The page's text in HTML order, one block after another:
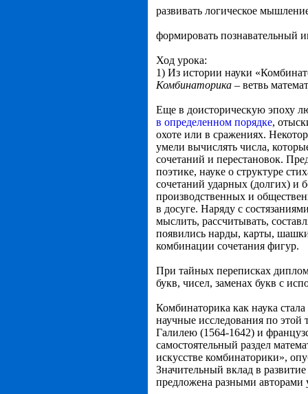
развивать логическое
формировать познавательный
Ход урока:
1) Из истории науки
Комбинаторика – ветвь
Еще в доисторическую эпоху
в определенном порядке,
охоте или в сражениях.
умели вычислять числа,
сочетаний и перестановок.
поэтике, науке о структуре
сочетаний ударных (долгих) и
производственных и
в досуге. Наряду с
мыслить, рассчитывать,
появились нарды, карты,
комбинации сочетания фигур.
При тайных переписках
букв, чисел, заменах букв с
Комбинаторика как наука
научные исследования по
Галилею (1564-1642) и
самостоятельный раздел
искусстве комбинаторики»,
Значительный вклад в
предложена разными авторами